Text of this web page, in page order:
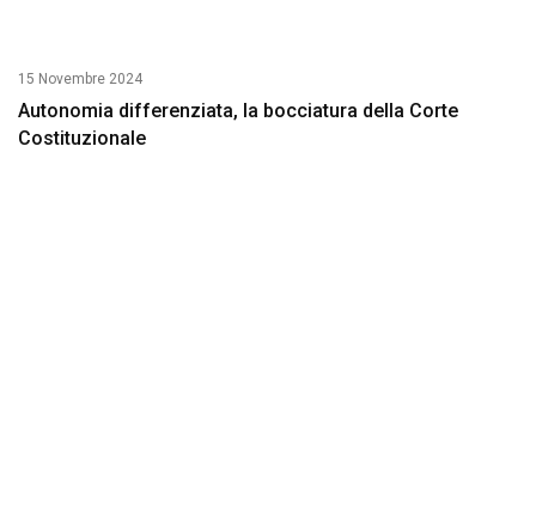
15 Novembre 2024
Autonomia differenziata, la bocciatura della Corte
Costituzionale